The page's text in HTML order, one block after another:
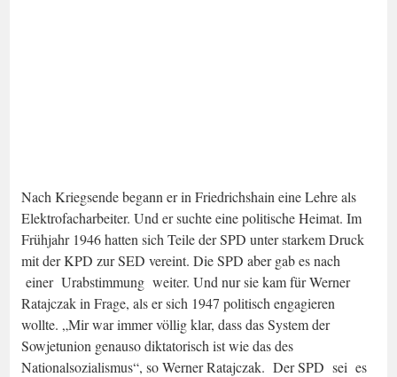
Nach Kriegsende begann er in Friedrichshain eine Lehre als
Elektrofacharbeiter. Und er suchte eine politische Heimat. Im
Frühjahr 1946 hatten sich Teile der SPD unter starkem Druck
mit der KPD zur SED vereint. Die SPD aber gab es nach
einer Urabstimmung weiter. Und nur sie kam für Werner
Ratajczak in Frage, als er sich 1947 politisch engagieren
wollte. „Mir war immer völlig klar, dass das System der
Sowjetunion genauso diktatorisch ist wie das des
Nationalsozialismus“, so Werner Ratajczak. Der SPD sei es